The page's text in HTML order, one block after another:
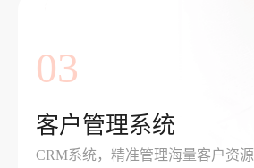
03
客户管理系统
CRM系统，精准管理海量客户资源